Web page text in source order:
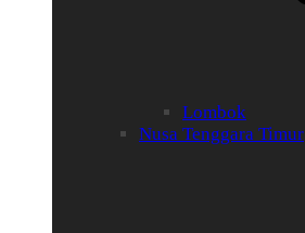
Lombok
Nusa Tenggara Timur